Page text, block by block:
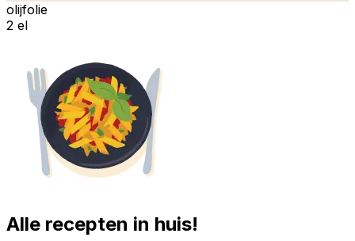
olijfolie
2 el
Alle recepten in huis!